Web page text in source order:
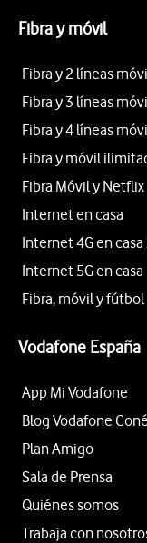
Fibra y móvil
Fibra y 2 líneas
Fibra y 3 líneas
Fibra y 4 líneas
Fibra y móvil
Fibra Móvil y Netflix
Internet en casa
Internet 4G en
Internet 5G en casa
Fibra, móvil y fútbol
Vodafone España
App Mi Vodafone
Blog Vodafone
Plan Amigo
Sala de Prensa
Quiénes somos
Trabaja con